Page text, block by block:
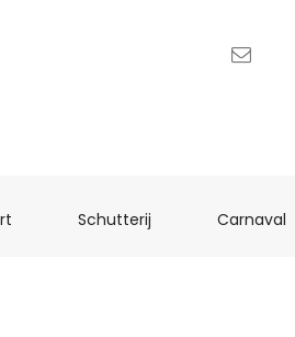
(current)Schutterij (current)Carnaval